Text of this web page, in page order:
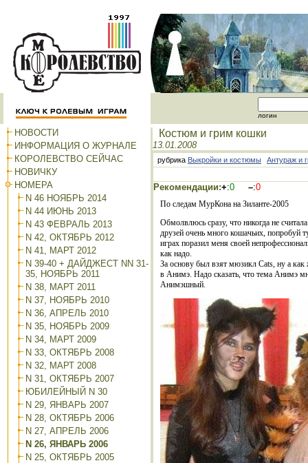
логин
НОВОСТИ
ИНФОРМАЦИЯ О ЖУРНАЛЕ
КОРОЛЕВСТВО СЕЙЧАС
НОВИЧКУ
НОМЕРА
N 46 НОЯБРЬ 2014
N 44 ИЮНЬ 2013
N 43 ФЕВРАЛЬ 2013
N 42, ОКТЯБРЬ 2012
N 41, МАРТ 2012
N 39-40 + ДАЙДЖЕСТ NN 31-
35, НОЯБРЬ 2011
N 38, МАРТ 2011
N 37, НОЯБРЬ 2010
N 36, АПРЕЛЬ 2010
N 35, НОЯБРЬ 2009
N 34, МАРТ 2009
N 33, ОКТЯБРЬ 2008
N 32, МАРТ 2008
N 31, ОКТЯБРЬ 2007
ЮБИЛЕЙНЫЙ N 30
N 29, ЯНВАРЬ 2007
N 28, ОКТЯБРЬ 2006
N 27, АПРЕЛЬ 2006
N 26, ЯНВАРЬ 2006
N 25, ОКТЯБРЬ 2005
Костюм и грим кошки
13.01.2008
рубрика Выкройки и костюмы Антураж и
Рекомендации:+:0 –:0
По следам МурКона на Зиланте-2005
Обмолвлюсь сразу, что никогда не
друзей очень много кошачьих, попробуй
играх поразил меня своей
как надо.
За основу был взят мюзикл Cats, ну а как
в Анимэ. Надо сказать, что тема Анимэ
Анимэшный.